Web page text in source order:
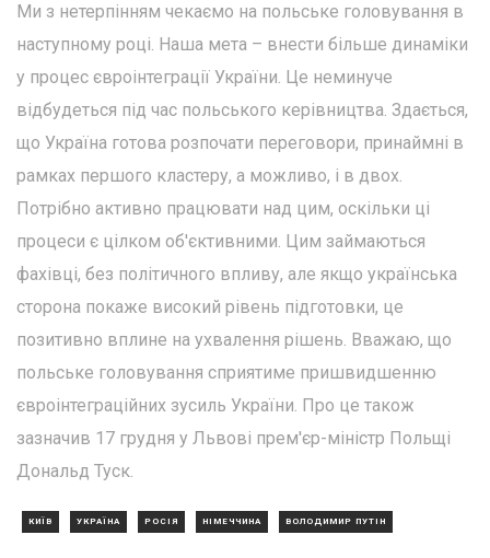
Ми з нетерпінням чекаємо на польське головування в
наступному році. Наша мета – внести більше динаміки
у процес євроінтеграції України. Це неминуче
відбудеться під час польського керівництва. Здається,
що Україна готова розпочати переговори, принаймні в
рамках першого кластеру, а можливо, і в двох.
Потрібно активно працювати над цим, оскільки ці
процеси є цілком об'єктивними. Цим займаються
фахівці, без політичного впливу, але якщо українська
сторона покаже високий рівень підготовки, це
позитивно вплине на ухвалення рішень. Вважаю, що
польське головування сприятиме пришвидшенню
євроінтеграційних зусиль України. Про це також
зазначив 17 грудня у Львові прем'єр-міністр Польщі
Дональд Туск.
КИЇВ УКРАЇНА РОСІЯ НІМЕЧЧИНА ВОЛОДИМИР ПУТІН